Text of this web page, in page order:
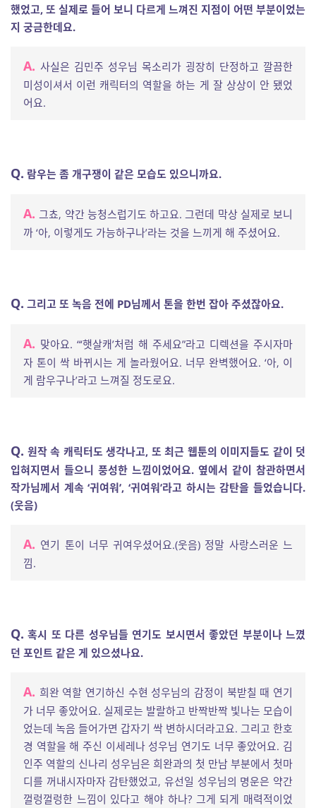
했었고, 또 실제로 들어 보니 다르게 느껴진 지점이 어떤 부분이었는
지 궁금한데요.
A. 사실은 김민주 성우님 목소리가 굉장히 단정하고 깔끔한
미성이셔서 이런 캐릭터의 역할을 하는 게 잘 상상이 안 됐었
어요.
Q. 람우는 좀 개구쟁이 같은 모습도 있으니까요.
A. 그쵸, 약간 능청스럽기도 하고요. 그런데 막상 실제로 보니
까 ‘아, 이렇게도 가능하구나’라는 것을 느끼게 해 주셨어요.
Q. 그리고 또 녹음 전에 PD님께서 톤을 한번 잡아 주셨잖아요.
A. 맞아요. “‘햇살캐’처럼 해 주세요”라고 디렉션을 주시자마
자 톤이 싹 바뀌시는 게 놀라웠어요. 너무 완벽했어요. ‘아, 이
게 람우구나’라고 느껴질 정도로요.
Q. 원작 속 캐릭터도 생각나고, 또 최근 웹툰의 이미지들도 같이 덧
입혀지면서 들으니 풍성한 느낌이었어요. 옆에서 같이 참관하면서
작가님께서 계속 ‘귀여워’, ‘귀여워’라고 하시는 감탄을 들었습니다.
(웃음)
A. 연기 톤이 너무 귀여우셨어요.(웃음) 정말 사랑스러운 느
낌.
Q. 혹시 또 다른 성우님들 연기도 보시면서 좋았던 부분이나 느꼈
던 포인트 같은 게 있으셨나요.
A. 희완 역할 연기하신 수현 성우님의 감정이 북받칠 때 연기
가 너무 좋았어요. 실제로는 발랄하고 반짝반짝 빛나는 모습이
었는데 녹음 들어가면 갑자기 싹 변하시더라고요. 그리고 한호
경 역할을 해 주신 이세레나 성우님 연기도 너무 좋았어요. 김
인주 역할의 신나리 성우님은 희완과의 첫 만남 부분에서 첫마
디를 꺼내시자마자 감탄했었고, 유선일 성우님의 명운은 약간
껄렁껄렁한 느낌이 있다고 해야 하나? 그게 되게 매력적이었